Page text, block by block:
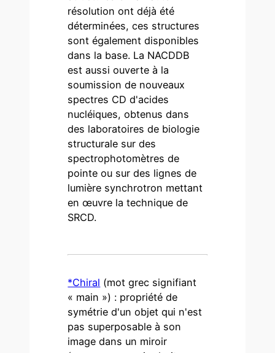
résolution ont déjà été
déterminées, ces structures
sont également disponibles
dans la base. La NACDDB
est aussi ouverte à la
soumission de nouveaux
spectres CD d'acides
nucléiques, obtenus dans
des laboratoires de biologie
structurale sur des
spectrophotomètres de
pointe ou sur des lignes de
lumière synchrotron mettant
en œuvre la technique de
SRCD.
*Chiral (mot grec signifiant
« main ») : propriété de
symétrie d'un objet qui n'est
pas superposable à son
image dans un miroir